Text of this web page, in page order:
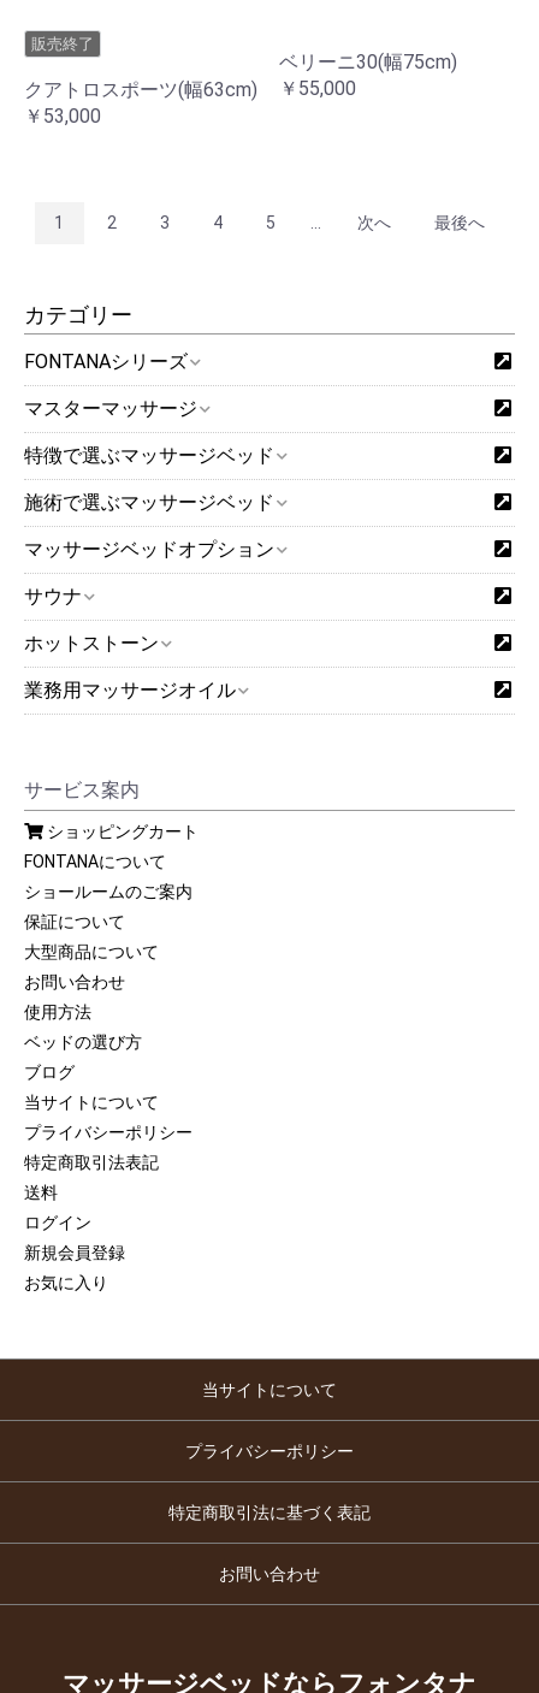
カテゴリー
FONTANAシリーズ
マスターマッサージ
特徴で選ぶマッサージベッド
施術で選ぶマッサージベッド
マッサージベッドオプション
サウナ
ホットストーン
業務用マッサージオイル
サービス案内
ショッピングカート
FONTANAについて
ショールームのご案内
保証について
大型商品について
お問い合わせ
使用方法
ベッドの選び方
ブログ
当サイトについて
プライバシーポリシー
特定商取引法表記
送料
ログイン
新規会員登録
お気に入り
販売終了
クアトロスポーツ(幅63cm)
￥53,000
ベリーニ30(幅75cm)
￥55,000
1 2 3 4 5 ... 次へ 最後へ
当サイトについて
プライバシーポリシー
特定商取引法に基づく表記
お問い合わせ
マッサージベッドならフォンタナ